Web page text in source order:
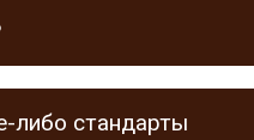
либо стандарты